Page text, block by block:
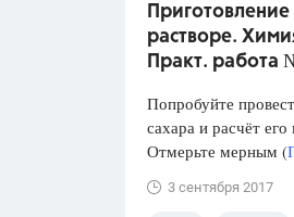
растворе.
Практ. работа
Попробуйте
сахара и расчёт
Отмерьте мерным (
3 сентября 2017